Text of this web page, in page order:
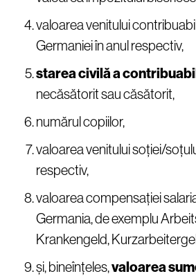
valoarea venitului
Germaniei în anul respectiv,
starea civilă a
necăsătorit sau căsătorit,
numărul copiilor,
valoarea venitului soției/
respectiv,
valoarea compensației
Germania, de exemplu
Krankengeld,
și, bineînțeles,valoarea